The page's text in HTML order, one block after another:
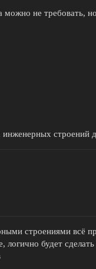
можно не требовать,
строений
строениями всё
логично будет